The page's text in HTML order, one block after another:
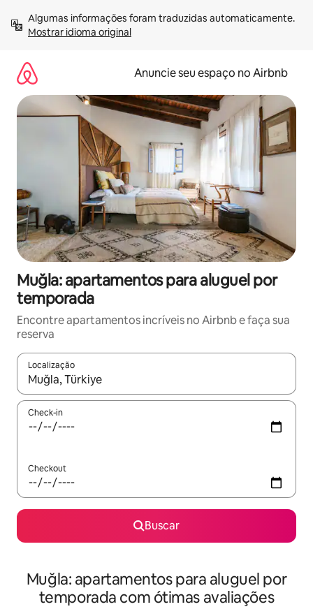
para
Mostrar idioma original
Anuncie seu espaço no Airbnb
Muğla: apartamentos para aluguel por
temporada
Encontre apartamentos incríveis no Airbnb e faça sua
reserva
Localização
Quando os resultados estiverem disponíveis, explore-os
Check-in
Checkout
Buscar
Muğla: apartamentos para aluguel por
temporada com ótimas avaliações